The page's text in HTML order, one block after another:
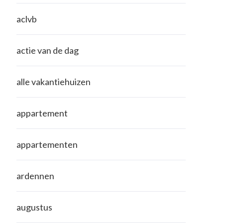
aclvb
actie van de dag
alle vakantiehuizen
appartement
appartementen
ardennen
augustus